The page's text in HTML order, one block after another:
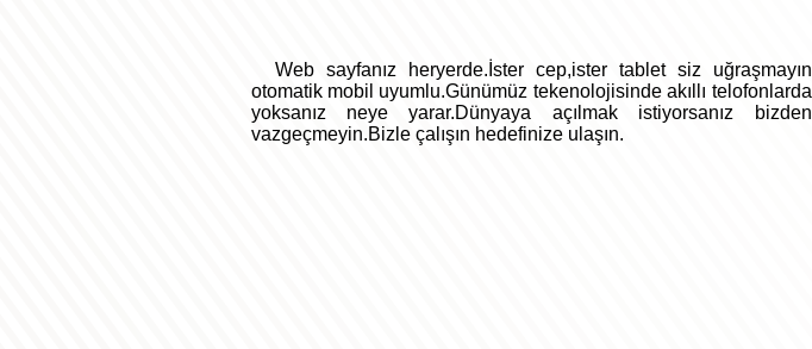
Web sayfanız heryerde.İster cep,ister tablet siz uğraşmayın
otomatik mobil uyumlu.Günümüz tekenolojisinde akıllı telofonlarda
yoksanız neye yarar.Dünyaya açılmak istiyorsanız bizden
vazgeçmeyin.Bizle çalışın hedefinize ulaşın.